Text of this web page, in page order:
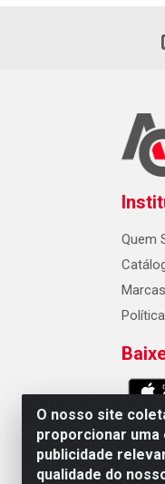
O nosso site
proporcionar uma
publicidade
qualidade do
Quem
Marcas